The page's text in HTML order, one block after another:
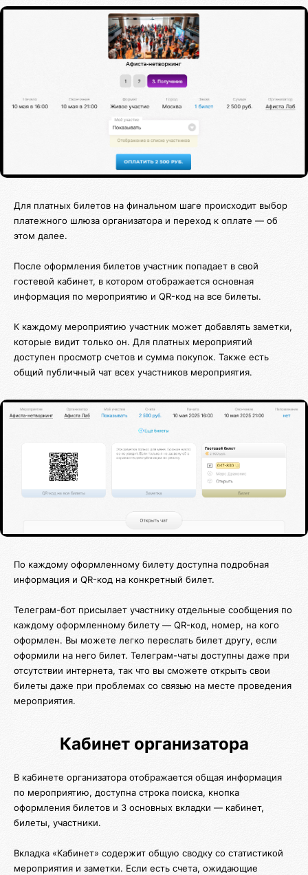
Для платных билетов на финальном шаге происходит выбор
платежного шлюза организатора и переход к оплате — об
этом далее.
После оформления билетов участник попадает в свой
гостевой кабинет, в котором отображается основная
информация по мероприятию и QR-код на все билеты.
К каждому мероприятию участник может добавлять заметки,
которые видит только он. Для платных мероприятий
доступен просмотр счетов и сумма покупок. Также есть
общий публичный чат всех участников мероприятия.
По каждому оформленному билету доступна подробная
информация и QR-код на конкретный билет.
Телеграм-бот присылает участнику отдельные сообщения по
каждому оформленному билету — QR-код, номер, на кого
оформлен. Вы можете легко переслать билет другу, если
оформили на него билет. Телеграм-чаты доступны даже при
отсутствии интернета, так что вы сможете открыть свои
билеты даже при проблемах со связью на месте проведения
мероприятия.
Кабинет организатора
В кабинете организатора отображается общая информация
по мероприятию, доступна строка поиска, кнопка
оформления билетов и 3 основных вкладки — кабинет,
билеты, участники.
Вкладка «Кабинет» содержит общую сводку со статистикой
мероприятия и заметки. Если есть счета, ожидающие